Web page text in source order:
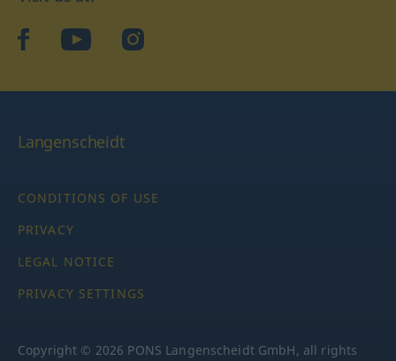
facebookYouTubeInstagram
Langenscheidt
CONDITIONS OF USE
PRIVACY
LEGAL NOTICE
PRIVACY SETTINGS
Copyright © 2026 PONS Langenscheidt GmbH, all rights